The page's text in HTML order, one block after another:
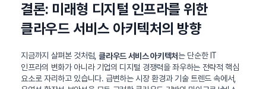
결론: 미래형 디지털 인프라를 위한
클라우드 서비스 아키텍처의 방향
지금까지 살펴본 것처럼,클라우드 서비스 아키텍처는 단순한 IT
인프라의 변화가 아니라 기업의 디지털 경쟁력을 좌우하는 전략적 핵심
요소로 자리하고 있습니다. 급변하는 시장 환경과 기술 트렌드 속에서,